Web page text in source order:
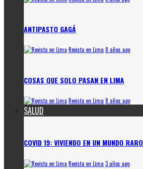
ANTIPASTO GAGÁ
Revista en Lima 8 años ago
COSAS QUE SOLO PASAN EN LIMA
Revista en Lima 8 años ago
SALUD
COVID 19: VIVIENDO EN UN MUNDO RARO
Revista en Lima 3 años ago